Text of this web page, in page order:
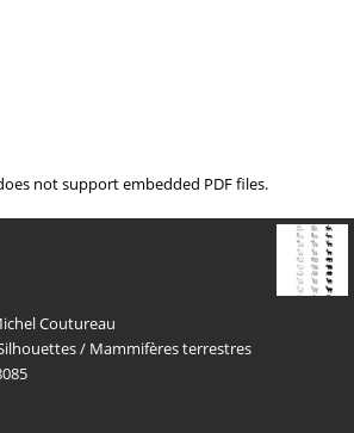
not support embedded PDF files.
Coutureau
/ Mammifères terrestres